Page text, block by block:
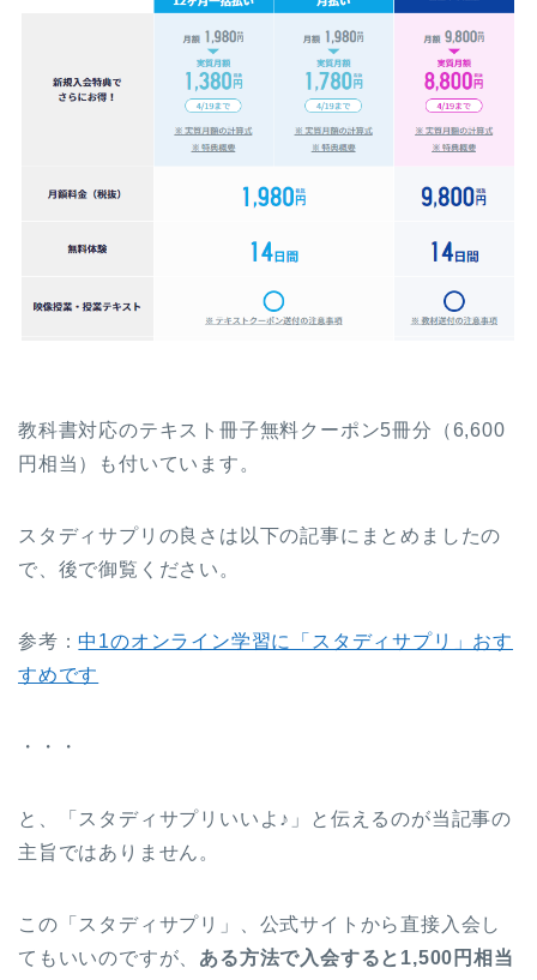
教科書対応のテキスト冊子無料クーポン5冊分（6,600
円相当）も付いています。
スタディサプリの良さは以下の記事にまとめましたの
で、後で御覧ください。
参考：中1のオンライン学習に「スタディサプリ」おす
すめです
・・・
と、「スタディサプリいいよ♪」と伝えるのが当記事の
主旨ではありません。
この「スタディサプリ」、公式サイトから直接入会し
てもいいのですが、 ある方法で入会すると1,500円相当